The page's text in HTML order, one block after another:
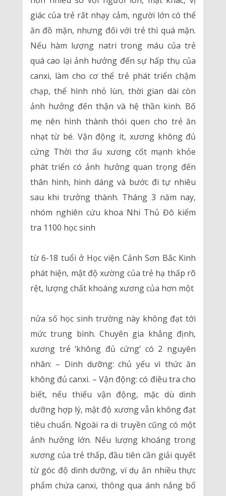
giác của trẻ rất nhạy cảm, người lớn có thể
ăn đồ mặn, nhưng đối với trẻ thì quá mặn.
Nếu hàm lượng natri trong máu của trẻ
quá cao lại ảnh hưởng đến sự hấp thụ của
canxi, làm cho cơ thể trẻ phát triển chậm
chạp, thể hình nhỏ lùn, thời gian dài còn
ảnh hưởng đến thận và hệ thần kinh. Bố
mẹ nên hình thành thói quen cho trẻ ăn
nhạt từ bé. Vận động ít, xương không đủ
cứng Thời thơ ấu xương cốt mạnh khỏe
phát triển có ảnh hưởng quan trọng đến
thân hình, hình dáng và bước đi tự nhiêu
sau khi trưởng thành. Tháng 3 năm nay,
nhóm nghiên cứu khoa Nhi Thủ Đô kiểm
tra 1100 học sinh
từ 6-18 tuổi ở Học viện Cảnh Sơn Bắc Kinh
phát hiện, mật độ xường của trẻ hạ thấp rõ
rệt, lượng chất khoáng xương của hơn một
nửa số học sinh trường này không đạt tới
mức trung bình. Chuyên gia khẳng định,
xương trẻ ‘không đủ cứng’ có 2 nguyên
nhân: – Dinh dưỡng: chủ yếu vì thức ăn
không đủ canxi. – Vận động: có điều tra cho
biết, nếu thiếu vận động, mặc dù dinh
dưỡng hợp lý, mật độ xương vẫn không đạt
tiêu chuẩn. Ngoài ra di truyền cũng có một
ảnh hưởng lớn. Nếu lượng khoáng trong
xương của trẻ thấp, đầu tiên cần giải quyết
từ góc độ dinh dưỡng, ví dụ ăn nhiều thực
phẩm chứa canxi, thông qua ánh nắng bổ